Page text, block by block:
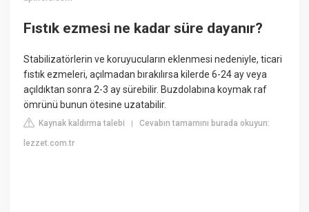
Fıstık ezmesi ne kadar süre dayanır?
Stabilizatörlerin ve koruyucuların eklenmesi nedeniyle, ticari
fıstık ezmeleri, açılmadan bırakılırsa kilerde 6-24 ay veya
açıldıktan sonra 2-3 ay sürebilir. Buzdolabına koymak raf
ömrünü bunun ötesine uzatabilir.
Kaynak kaldırma talebi |Cevabın tamamını burada okuyun:
lezzet.com.tr